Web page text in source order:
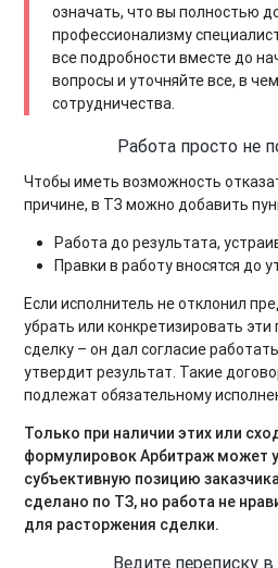
означать, что вы полностью
профессионализму
все подробности вместе до
вопросы и уточняйте все, в
сотрудничества.
Работа просто не
Чтобы иметь возможность
причине, в ТЗ можно добавить
Работа до результата,
Правки в работу вносятся до
Если исполнитель не отклонил
убрать или конкретизировать
сделку – он дал согласие
утвердит результат. Такие
подлежат обязательному
Только при наличии этих или
формулировок Арбитраж может
субъективную позицию
сделано по ТЗ, но работа не
для расторжения сделки.
Ведите переписку в